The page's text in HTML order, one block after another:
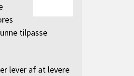
tilpasse
lever af at levere